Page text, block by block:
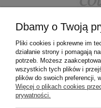
Dbamy o Twoją
Pliki cookies i pokrewne im
działanie strony i pomagają
potrzeb. Możesz
wszystkich tych plików i
plików do swoich preferencji,
Więcej o plikach cookies
prywatności.